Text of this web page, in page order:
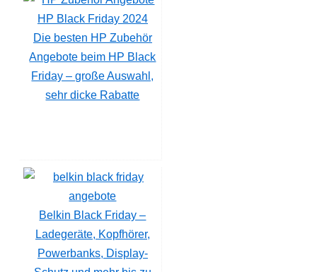
Die besten HP Zubehör
Angebote beim HP Black
Friday – große Auswahl,
sehr dicke Rabatte
Belkin Black Friday –
Ladegeräte, Kopfhörer,
Powerbanks, Display-